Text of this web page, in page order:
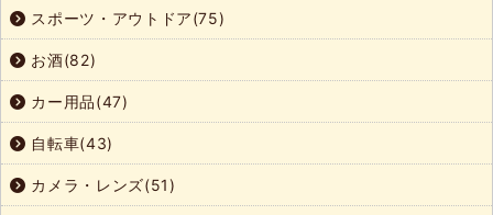
スポーツ・アウトドア(75)
お酒(82)
カー用品(47)
自転車(43)
カメラ・レンズ(51)